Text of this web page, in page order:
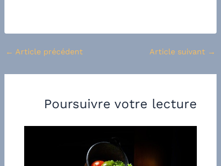
← Article précédent Article suivant →
Poursuivre votre lecture